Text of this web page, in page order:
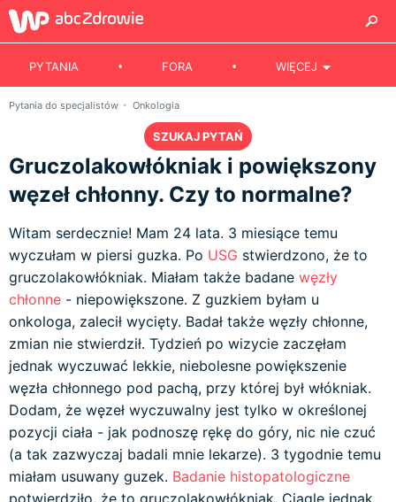
PYTANIA FORA WIĘCEJ
Pytania do specjalistów Onkologia
SZUKAJ PYTAŃ
Gruczolakowłókniak i powiększony
węzeł chłonny. Czy to normalne?
Witam serdecznie! Mam 24 lata. 3 miesiące temu
wyczułam w piersi guzka. Po USG stwierdzono, że to
gruczolakowłókniak. Miałam także badane węzły
chłonne - niepowiększone. Z guzkiem byłam u
onkologa, zalecił wycięty. Badał także węzły chłonne,
zmian nie stwierdził. Tydzień po wizycie zaczęłam
jednak wyczuwać lekkie, niebolesne powiększenie
węzła chłonnego pod pachą, przy której był włókniak.
Dodam, że węzeł wyczuwalny jest tylko w określonej
pozycji ciała - jak podnoszę rękę do góry, nic nie czuć
(a tak zazwyczaj badali mnie lekarze). 3 tygodnie temu
miałam usuwany guzek. Badanie histopatologiczne
potwierdziło, że to gruczolakowłókniak. Ciągle jednak